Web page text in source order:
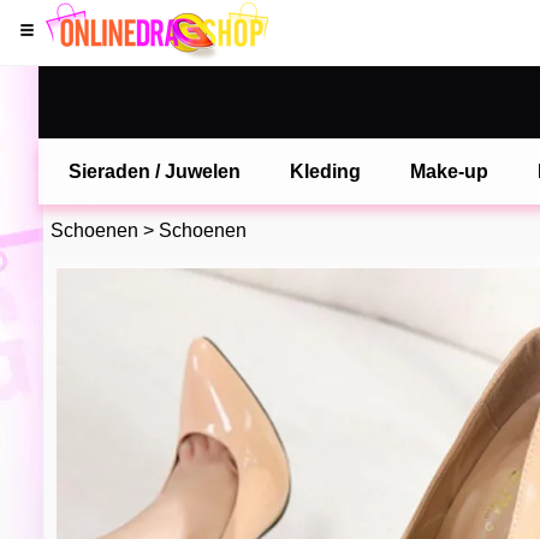
Sieraden / Juwelen Kleding Make-up
Schoenen > Schoenen